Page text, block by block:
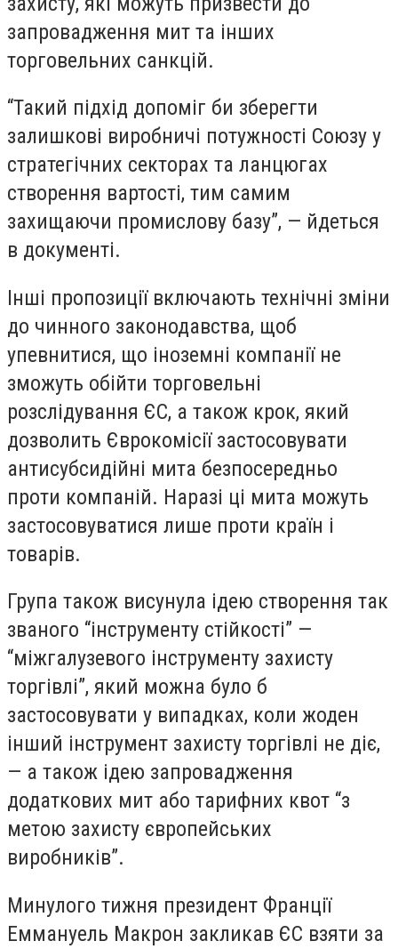
запровадження мит та інших
торговельних санкцій.
“Такий підхід допоміг би зберегти
залишкові виробничі потужності Союзу у
стратегічних секторах та ланцюгах
створення вартості, тим самим
захищаючи промислову базу”, — йдеться
в документі.
Інші пропозиції включають технічні зміни
до чинного законодавства, щоб
упевнитися, що іноземні компанії не
зможуть обійти торговельні
розслідування ЄС, а також крок, який
дозволить Єврокомісії застосовувати
антисубсидійні мита безпосередньо
проти компаній. Наразі ці мита можуть
застосовуватися лише проти країн і
товарів.
Група також висунула ідею створення так
званого “інструменту стійкості” —
“міжгалузевого інструменту захисту
торгівлі”, який можна було б
застосовувати у випадках, коли жоден
інший інструмент захисту торгівлі не діє,
— а також ідею запровадження
додаткових мит або тарифних квот “з
метою захисту європейських
виробників”.
Минулого тижня президент Франції
Еммануель Макрон закликав ЄС взяти за